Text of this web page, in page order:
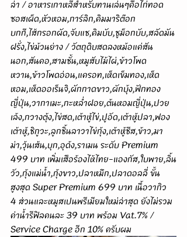
ล่า / อาหารเกาหลีสำหรับทานเล่นๆคือไก่ทอด
ซอสเผ็ด,หัวหอม,การ์ลิก,คิมมาริต๊อก
บกกี,ไส้กรอกผัด,จับแช,คิมบับ,ชูม็อกบับ,สลัดมัน
ฝรั่ง,ไข่ม้วนย่าง / วัตถุดิบสดลงหม้อแค่สัน
นอก,สันคอ,สามชั้น,หมูสับไม้ไผ่,ข้าวโพด
หวาน,ข้าวโพดอ่อน,แครอท,เห็ดเข็มทอง,เห็ด
หอม,เห็ดออเร็นจิ,ผักกาดขาว,ผักบุ้ง,ฟักทอง
ญี่ปุ่น,วากาเมะ,กะหล่ำฝอย,ต้นหอมญี่ปุ่น,ปวย
เล้ง,กวางตุ้ง,ไข่สด,เต้าหู้ไข่,ปูอัด,เต้าหู้ปลา,ฟอง
เต้าหู้,ชิกูวะ,ลูกชิ้นลาวาไข่กุ้ง,เต้าหู้ชีส,ข้าว,มา
ม่า,วุ้นเส้น,บุก,อุด้ง,ราเมน ระดับ Premium
499 บาท เพิ่มเสือร้องไห้ไทย-แองกัส,ใบพาย,ลิ้น
วัว,กุ้งแม่น้ำ,กุ้งขาว,ปลาหมึก,ปลาดอลลี่ ขั้น
สูงสุด Super Premium 699 บาท เนื้อวากิว
4 ส่วนและหมูสเปนพรีเมียมใหม่ล่าสุด ยังไม่รวม
ค่าน้ำรีฟิลคนละ 39 บาท พร้อม Vat.7% /
Service Charge อีก 10% ครับผม